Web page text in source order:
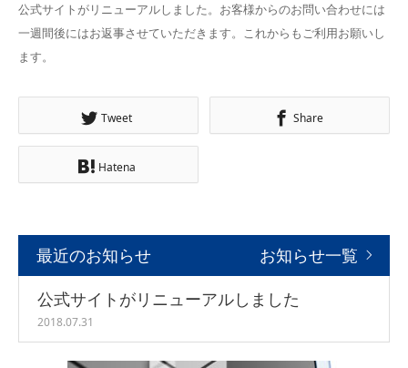
公式サイトがリニューアルしました。お客様からのお問い合わせには
一週間後にはお返事させていただきます。これからもご利用お願いし
ます。
Tweet Share
Hatena
最近のお知らせ
お知らせ一覧
公式サイトがリニューアルしました
2018.07.31
日常清掃
よくある質問
講習のご案内